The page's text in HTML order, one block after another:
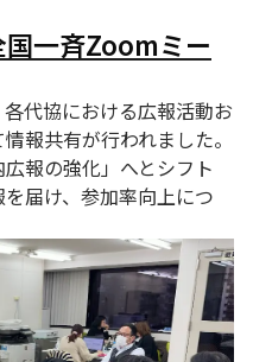
国一斉Zoomミー
代協における広報活動お
報共有が行われました。
報の強化」へとシフト
届け、参加率向上につ